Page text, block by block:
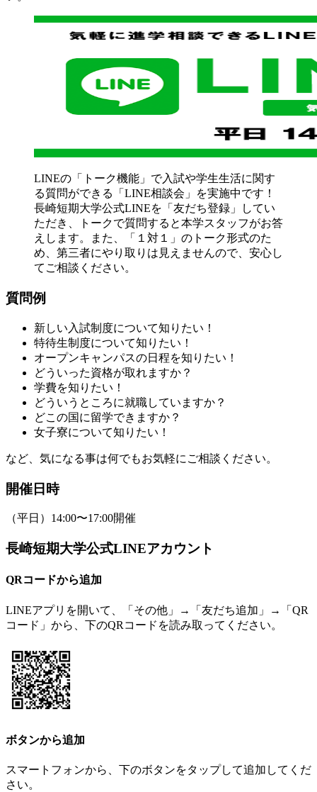
LINEの「トーク機能」で入試や学生生活に関す
る質問ができる「LINE相談会」を実施中です！
長崎短期大学公式LINEを「友だち登録」してい
ただき、トークで質問すると本学スタッフがお答
えします。また、「１対１」のトーク形式のた
め、第三者にやり取りは見えませんので、安心し
てご相談ください。
質問例
新しい入試制度について知りたい！
特待生制度について知りたい！
オープンキャンパスの日程を知りたい！
どういった資格が取れますか？
学費を知りたい！
どういうところに就職していますか？
どこの国に留学できますか？
女子寮について知りたい！
など、気になる事は何でもお気軽にご相談ください。
開催日時
（平日）14:00〜17:00開催
長崎短期大学公式LINEアカウント
QRコードから追加
LINEアプリを開いて、「その他」→「友だち追加」→「QR
コード」から、下のQRコードを読み取ってください。
ボタンから追加
スマートフォンから、下のボタンをタップして追加してくだ
さい。